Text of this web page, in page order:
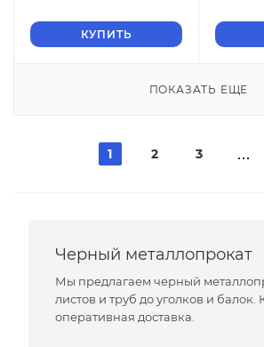
КУПИТЬ
ПОКАЗАТЬ ЕЩЕ
1 2 3
Черный металлопрокат
Мы предлагаем черный
листов и труб до уголков и балок.
оперативная доставка.